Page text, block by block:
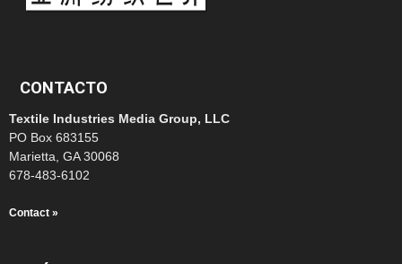
CONTACTO
Textile Industries Media Group, LLC
PO Box 683155
Marietta, GA 30068
678-483-6102
Contact »